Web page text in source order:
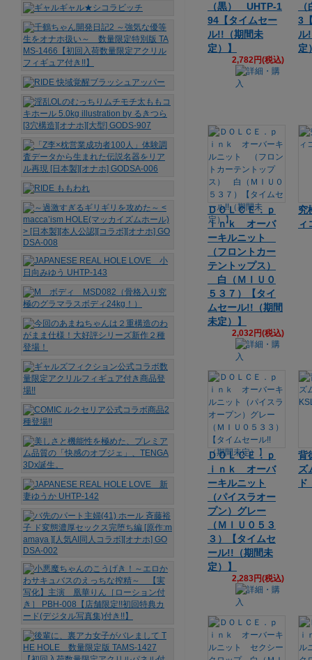
（黒） UHTP-1
94【タイムセー
ル!!（期間未
定）】
2,782円(税込)
3
ル
定
ＤＯＬＣＥ．ｐ
ｉｎｋ オーバ
ーキルニット
（フロントカー
テントップス）
白（ＭＩＵ０
５３７）【タイ
ムセール!!（期間
未定）】
2,032円(税込)
究
ィ
ＤＯＬＣＥ．ｐ
ｉｎｋ オーバ
ーキルニット
（パイスラオー
プン）グレー
（ＭＩＵ０５３
３）【タイムセ
ール!!（期間未
定）】
2,283円(税込)
背
ズ